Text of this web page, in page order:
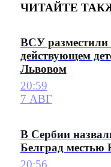
ЧИТАЙТЕ
ВСУ разместили
действующем
Львовом
20:59
7 АВГ
В Сербии
Белград местью
20:56